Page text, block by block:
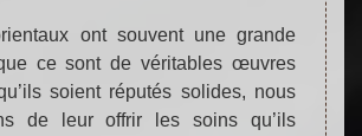
ont souvent une grande
ce sont de véritables œuvres
soient réputés solides, nous
de leur offrir les soins qu’ils